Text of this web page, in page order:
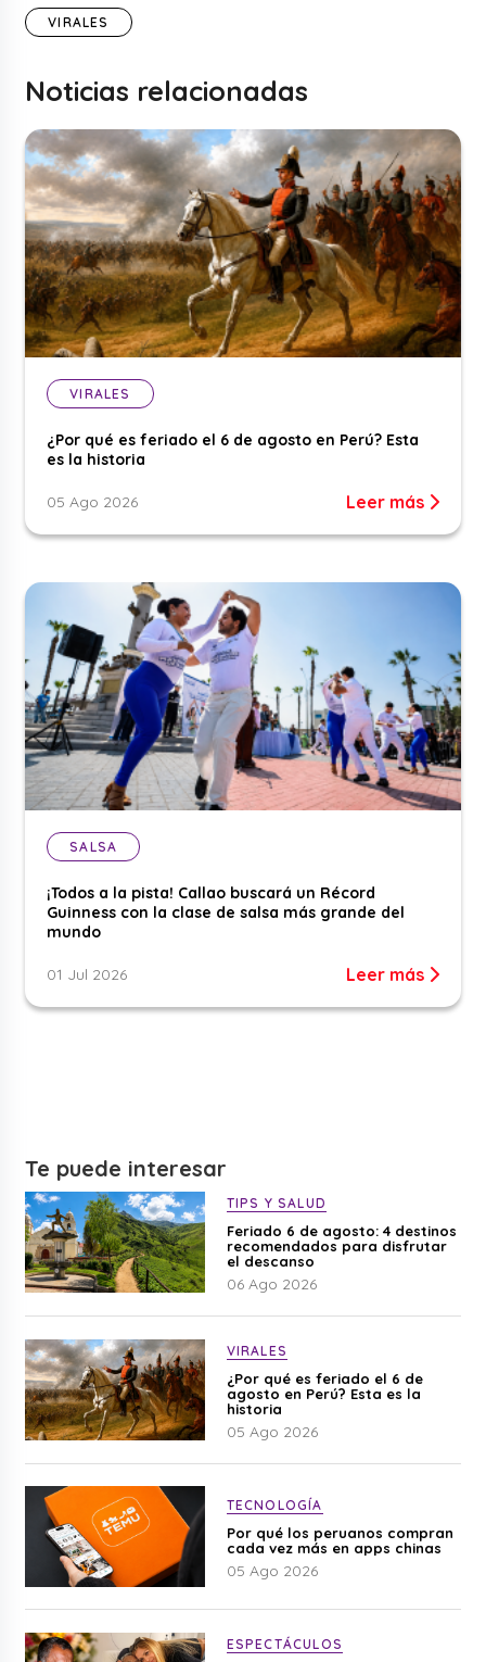
VIRALES
Noticias relacionadas
VIRALES
¿Por qué es feriado el 6 de agosto en Perú? Esta
es la historia
05 Ago 2026 Leer más
SALSA
¡Todos a la pista! Callao buscará un Récord
Guinness con la clase de salsa más grande del
mundo
01 Jul 2026 Leer más
Te puede interesar
TIPS Y SALUD
Feriado 6 de agosto: 4 destinos
recomendados para disfrutar
el descanso
06 Ago 2026
VIRALES
¿Por qué es feriado el 6 de
agosto en Perú? Esta es la
historia
05 Ago 2026
TECNOLOGÍA
Por qué los peruanos compran
cada vez más en apps chinas
05 Ago 2026
ESPECTÁCULOS